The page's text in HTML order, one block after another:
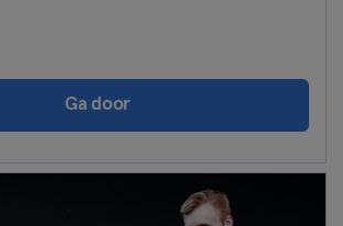
Ga door